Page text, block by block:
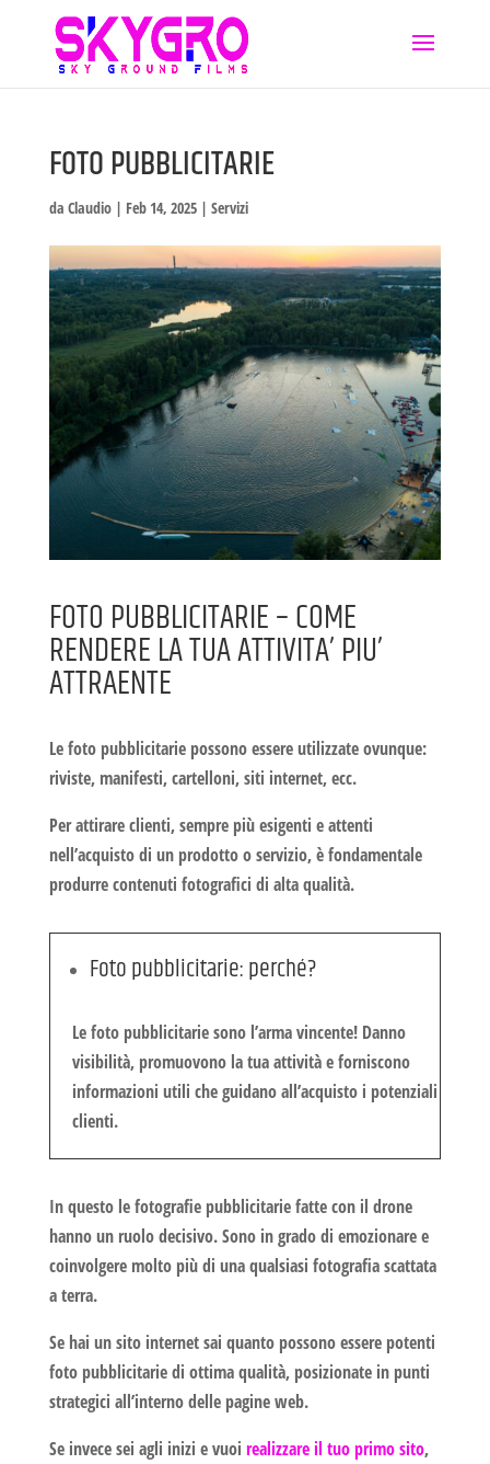
FOTO PUBBLICITARIE
da Claudio| Feb 14, 2025| Servizi
FOTO PUBBLICITARIE – COME
RENDERE LA TUA ATTIVITA’ PIU’
ATTRAENTE
Lefoto pubblicitariepossono essere utilizzate ovunque:
riviste, manifesti, cartelloni, siti internet, ecc.
Perattirare clienti, sempre più esigenti e attenti
nell’acquisto di un prodotto o servizio, è fondamentale
produrrecontenuti fotografici di alta qualità.
Foto pubblicitarie: perché?
Lefoto pubblicitariesono l’arma vincente! Danno
visibilità, promuovono la tua attività e forniscono
informazioni utili cheguidano all’acquistoi potenziali
clienti.
In questo lefotografie pubblicitariefatte con il drone
hanno un ruolo decisivo. Sono in grado di emozionare e
coinvolgere molto più di una qualsiasi fotografia scattata
a terra.
Se hai un sito internet sai quanto possono essere potenti
foto pubblicitariedi ottima qualità, posizionate in punti
strategici all’interno delle pagine web.
Se invece sei agli inizi e vuoi realizzare il tuo primo sito,